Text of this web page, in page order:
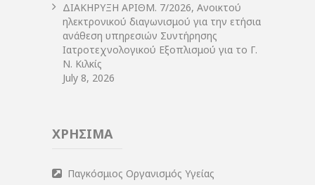
ΔIΑΚΗΡΥΞΗ ΑΡIΘΜ. 7/2026, Ανοικτού
ηλεκτρονικού διαγωνισμού για την ετήσια
ανάθεση υπηρεσιών Συντήρησης
Ιατροτεχνολογικού Εξοπλισμού για το Γ.
Ν. Κιλκίς
July 8, 2026
ΧΡΗΣΙΜΑ
Παγκόσμιος Οργανισμός Υγείας